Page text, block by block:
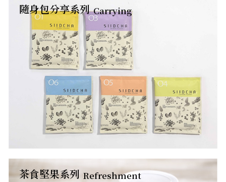
隨身包分享系列 Carrying
茶食堅果系列 Refreshment